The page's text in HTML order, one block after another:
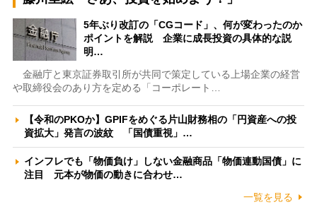
5年ぶり改訂の「CGコード」、何が変わったのか
ポイントを解説 企業に成長投資の具体的な説
明…
金融庁と東京証券取引所が共同で策定している上場企業の経営
や取締役会のあり方を定める「コーポレート…
【令和のPKOか】GPIFをめぐる片山財務相の「円資産への投
資拡大」発言の波紋 「国債重視」…
インフレでも「物価負け」しない金融商品「物価連動国債」に
注目 元本が物価の動きに合わせ…
一覧を見る